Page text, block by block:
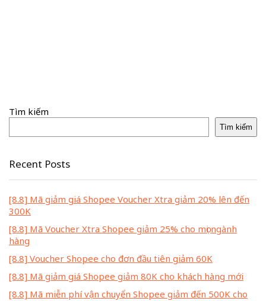
Tìm kiếm
Tìm kiếm
Recent Posts
[8.8] Mã giảm giá Shopee Voucher Xtra giảm 20% lên đến
300K
[8.8] Mã Voucher Xtra Shopee giảm 25% cho mọi ngành
hàng
[8.8] Voucher Shopee cho đơn đầu tiên giảm 60K
[8.8] Mã giảm giá Shopee giảm 80K cho khách hàng mới
[8.8] Mã miễn phí vận chuyển Shopee giảm đến 500K cho